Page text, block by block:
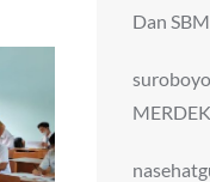
Dan
suroboyo